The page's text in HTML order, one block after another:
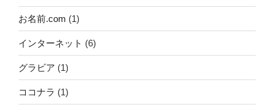
お名前.com (1)
インターネット (6)
グラビア (1)
ココナラ (1)